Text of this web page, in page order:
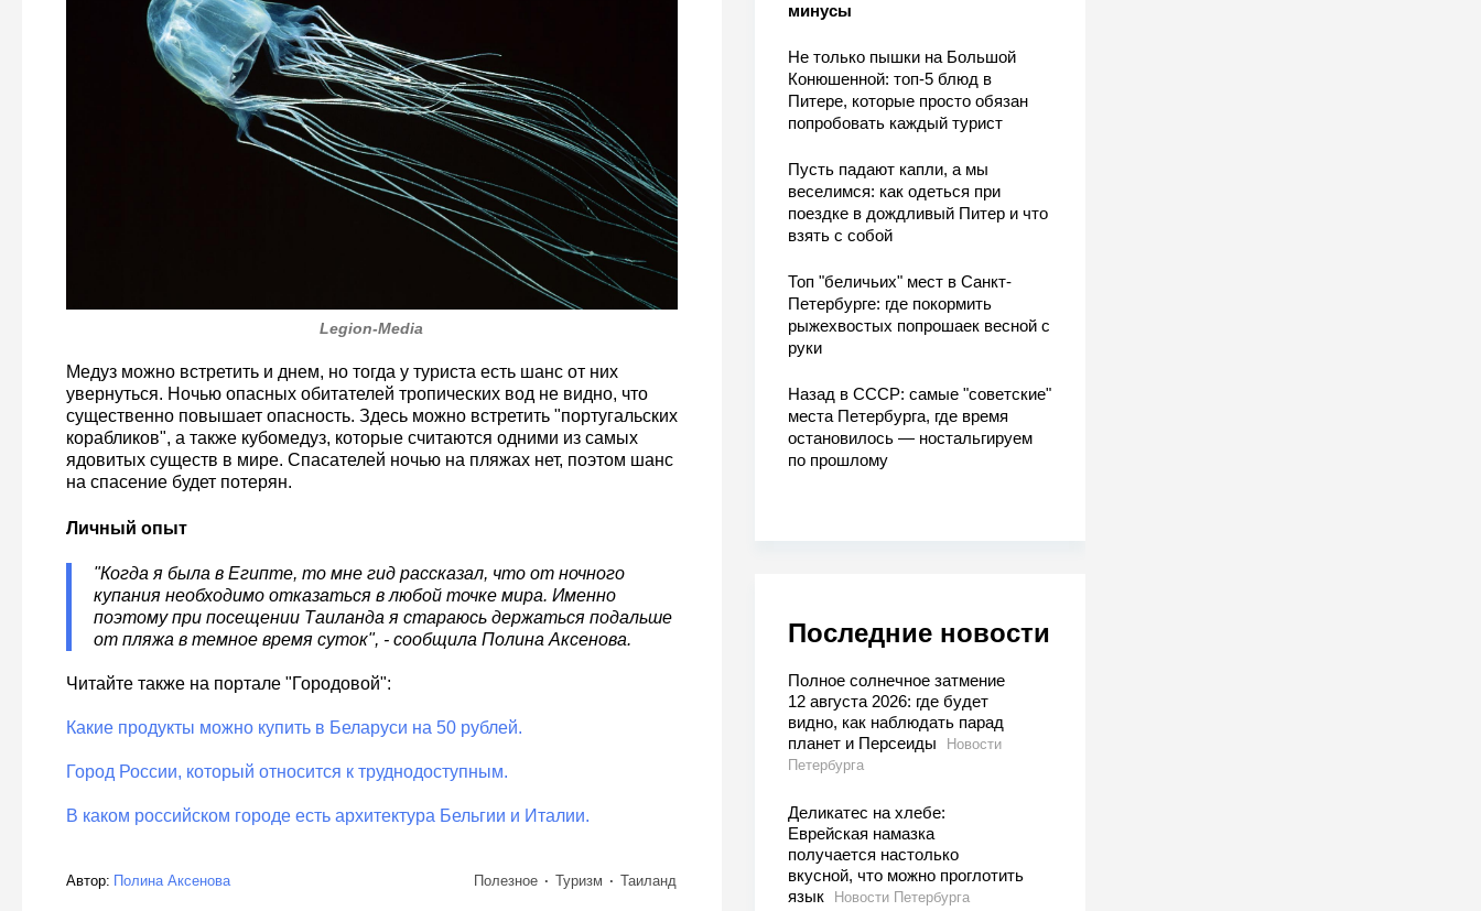
минусы
Не только пышки на Большой
Конюшенной: топ-5 блюд в
Питере, которые просто обязан
попробовать каждый турист
Пусть падают капли, а мы
веселимся: как одеться при
поездке в дождливый Питер и что
взять с собой
Топ "беличьих" мест в Санкт-
Петербурге: где покормить
рыжехвостых попрошаек весной с
руки
Назад в СССР: самые "советские"
места Петербурга, где время
остановилось — ностальгируем
по прошлому
Последние новости
Полное солнечное затмение
12 августа 2026: где будет
видно, как наблюдать парад
планет и Персеиды
Новости
Петербурга
Деликатес на хлебе:
Еврейская намазка
получается настолько
вкусной, что можно проглотить
язык
Новости Петербурга
Legion-Media
Медуз можно встретить и днем, но тогда у туриста есть шанс от них
увернуться. Ночью опасных обитателей тропических вод не видно, что
существенно повышает опасность. Здесь можно встретить "португальских
корабликов", а также кубомедуз, которые считаются одними из самых
ядовитых существ в мире. Спасателей ночью на пляжах нет, поэтом шанс
на спасение будет потерян.
Личный опыт
"Когда я была в Египте, то мне гид рассказал, что от ночного
купания необходимо отказаться в любой точке мира. Именно
поэтому при посещении Таиланда я стараюсь держаться подальше
от пляжа в темное время суток", - сообщила Полина Аксенова.
Читайте также на портале "Городовой":
Какие продукты можно купить в Беларуси на 50 рублей.
Город России, который относится к труднодоступным.
В каком российском городе есть архитектура Бельгии и Италии.
Автор: Полина Аксенова Полезное Туризм Таиланд